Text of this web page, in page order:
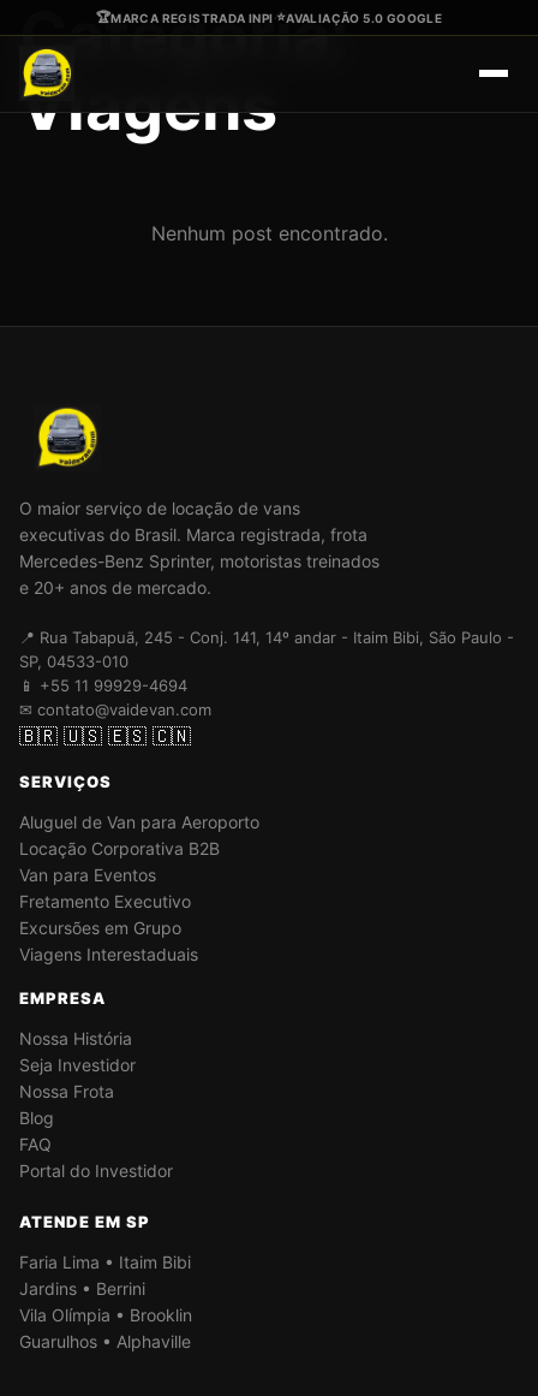
Ir para o conteúdo principal
🏆MARCA REGISTRADA INPI ·⭐AVALIAÇÃO 5.0 GOOGLE
Categoria:
Viagens
Nenhum post encontrado.
O maior serviço de locação de vans
executivas do Brasil. Marca registrada, frota
Mercedes-Benz Sprinter, motoristas treinados
e 20+ anos de mercado.
📍 Rua Tabapuã, 245 - Conj. 141, 14º andar - Itaim Bibi, São Paulo -
SP, 04533-010
📱 +55 11 99929-4694
✉ contato@vaidevan.com
🇧🇷 🇺🇸 🇪🇸 🇨🇳
SERVIÇOS
Aluguel de Van para Aeroporto
Locação Corporativa B2B
Van para Eventos
Fretamento Executivo
Excursões em Grupo
Viagens Interestaduais
EMPRESA
Nossa História
Seja Investidor
Nossa Frota
Blog
FAQ
Portal do Investidor
ATENDE EM SP
Faria Lima • Itaim Bibi
Jardins • Berrini
Vila Olímpia • Brooklin
Guarulhos • Alphaville